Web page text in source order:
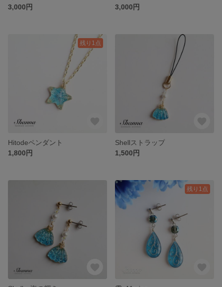
3,000円
3,000円
残り1点
Hitodeペンダント
1,800円
Shellストラップ
1,500円
残り1点